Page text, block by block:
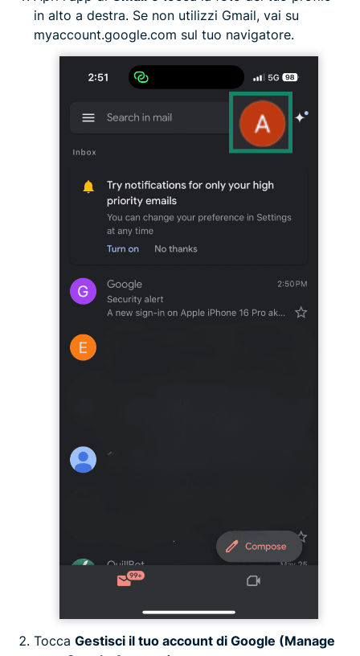
in alto a destra. Se non utilizzi Gmail, vai su
myaccount.google.com sul tuo navigatore.
Tocca Gestisci il tuo account di Google (Manage